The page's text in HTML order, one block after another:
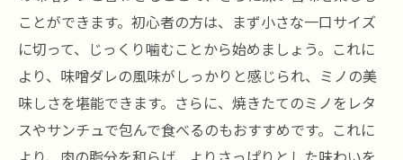
ことができます。初心者の方は、まず小さな一口サイズ
に切って、じっくり噛むことから始めましょう。これに
より、味噌ダレの風味がしっかりと感じられ、ミノの美
味しさを堪能できます。さらに、焼きたてのミノをレタ
スやサンチュで包んで食べるのもおすすめです。これに